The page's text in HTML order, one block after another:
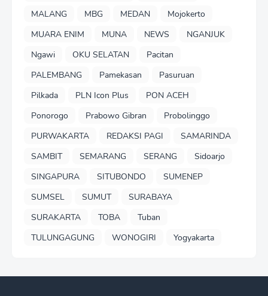
MALANG
MBG MEDAN
Mojokerto
MUARA ENIM
MUNA NEWS
NGANJUK
Ngawi
OKU SELATAN
Pacitan
PALEMBANG
Pamekasan
Pasuruan
Pilkada
PLN Icon Plus
PON ACEH
Ponorogo
Prabowo Gibran
Probolinggo
PURWAKARTA
REDAKSI PAGI
SAMARINDA
SAMBIT
SEMARANG SERANG
Sidoarjo
SINGAPURA
SITUBONDO
SUMENEP
SUMSEL
SUMUT
SURABAYA
SURAKARTA
TOBA
Tuban
TULUNGAGUNG
WONOGIRI Yogyakarta